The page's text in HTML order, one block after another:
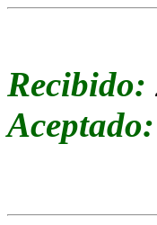
Recibido:
Aceptado: